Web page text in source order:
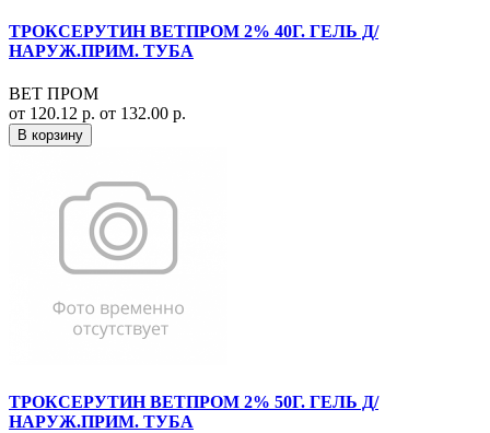
ТРОКСЕРУТИН ВЕТПРОМ 2% 40Г. ГЕЛЬ Д/
НАРУЖ.ПРИМ. ТУБА
ВЕТ ПРОМ
от 120.12 р. от 132.00 р.
В корзину
ТРОКСЕРУТИН ВЕТПРОМ 2% 50Г. ГЕЛЬ Д/
НАРУЖ.ПРИМ. ТУБА